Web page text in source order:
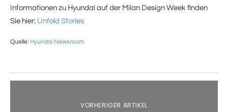
Informationen zu Hyundai auf der Milan Design Week finden
Sie hier: Unfold Stories
Quelle: Hyundai Newsroom
VORHERIGER ARTIKEL